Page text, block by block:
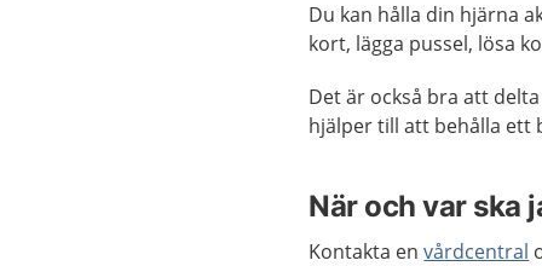
Du kan hålla din hjärna
kort, lägga pussel, lösa
Det är också bra att
hjälper till att behålla ett
När och var ska
Kontakta envårdcentral